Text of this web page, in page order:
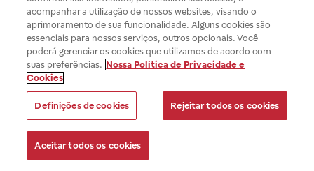
acompanhar a utilização de nossos websites, visando o
aprimoramento de sua funcionalidade. Alguns cookies são
essenciais para nossos serviços, outros opcionais. Você
poderá gerenciar os cookies que utilizamos de acordo com
suas preferências. Nossa Política de Privacidade e
Cookies
Definições de cookies Rejeitar todos os cookies
Aceitar todos os cookies